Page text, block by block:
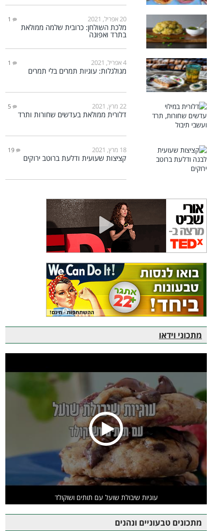
20 אפריל, 2021 1
מלכת השולחן: כרובית שלמה ממולאת
בתרד ואפונה
4 אפריל, 2021 1
מגולגלות: עוגיות תמרים בלי תמרים
22 מרץ, 2021 5
דלורית ממולאת בעדשים שחורות ותרד
18 מרץ, 2021 19
קציצות שעועית ודלעת ברוטב ירוקים
מתכוני וידאו
עוגיות שיבולת שועל עם תותים ושוקולד
מתכונים טבעוניים ונהנים